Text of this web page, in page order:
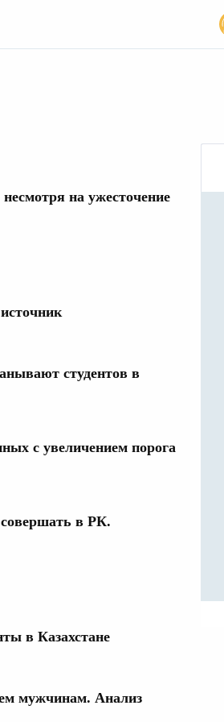
на ужесточение
студентов в
с увеличением порога
в РК.
в Казахстане
мужчинам. Анализ